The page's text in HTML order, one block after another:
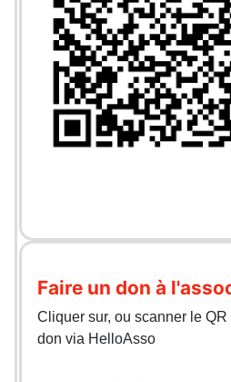
Faire un don à
Cliquer sur, ou scanner le
don via HelloAsso